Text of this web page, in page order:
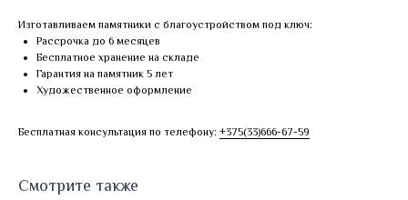
Изготавливаем памятники с благоустройством под ключ:
Рассрочка до 6 месяцев
Бесплатное хранение на складе
Гарантия на памятник 5 лет
Художественное оформление
Бесплатная консультация по телефону: +375(33)666-67-59
Смотрите также